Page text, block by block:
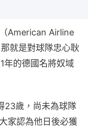
American Airline
就是對球隊忠心耿
年的德國名將奴域
23歲，尚未為球隊
家認為他日後必獲